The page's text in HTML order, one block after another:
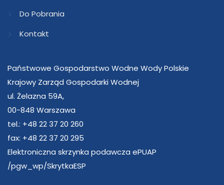
Do Pobrania
Kontakt
Państwowe Gospodarstwo Wodne Wody Polskie
Krajowy Zarząd Gospodarki Wodnej
ul. Żelazna 59A,
00-848 Warszawa
tel.: +48 22 37 20 260
fax: +48 22 37 20 295
Elektroniczna skrzynka podawcza ePUAP
/pgw_wp/SkrytkaESP